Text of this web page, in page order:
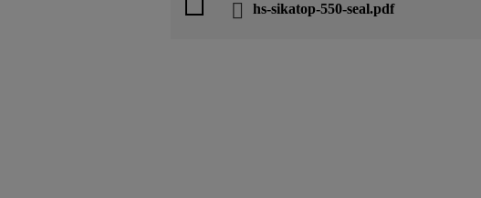
hs-sikatop-550-seal.pdf